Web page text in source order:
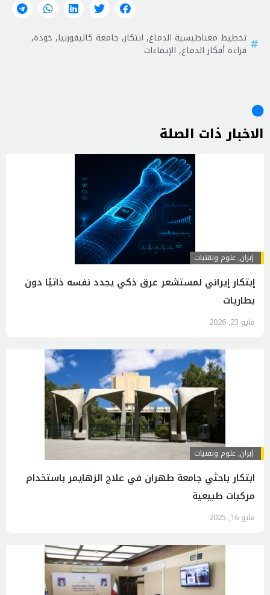
تخطيط مغناطيسية الدماغ, ابتكار, جامعة كاليفورنيا, خوذة,
قراءة أفكار الدماغ, الإيماءات
الاخبار ذات الصلة
إيران,علوم وتقنيات
إبتكار إيراني لمستشعر عرق ذكي يجدد نفسه ذاتيًا دون
بطاريات
مايو 23, 2026
إيران,علوم وتقنيات
ابتكار باحثي جامعة طهران في علاج الزهايمر باستخدام
مركبات طبيعية
مايو 16, 2025